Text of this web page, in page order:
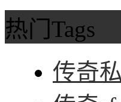
热门Tags
传奇